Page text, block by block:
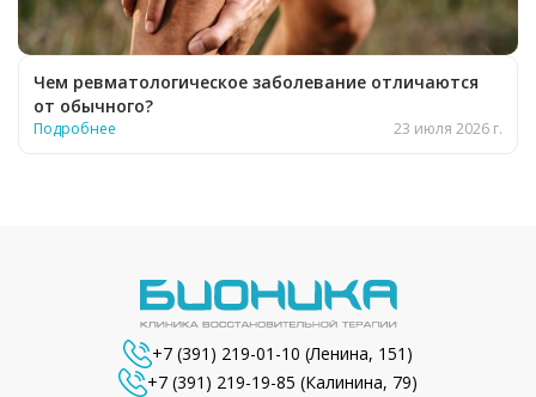
Чем ревматологическое заболевание отличаются
от обычного?
Подробнее 23 июля 2026 г.
+7 (391) 219-01-10 (Ленина, 151)
+7 (391) 219-19-85 (Калинина, 79)